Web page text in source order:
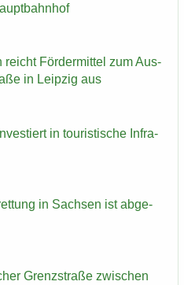
reicht För­der­mit­tel zum Aus­
in Leip­zig aus
in tou­ris­ti­sche In­fra­
in Sach­sen ist ab­ge­
Grenz­stra­ße zwi­schen